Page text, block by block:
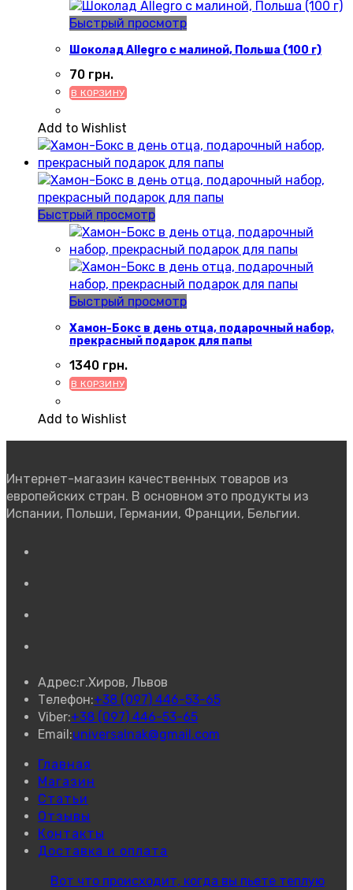
Быстрый просмотр
Шоколад Allegro с малиной, Польша (100 г)
70 грн.
В КОРЗИНУ
Add to Wishlist
Быстрый просмотр
Быстрый просмотр
Хамон-Бокс в день отца, подарочный набор,
прекрасный подарок для папы
1340 грн.
В КОРЗИНУ
Add to Wishlist
Интернет-магазин качественных товаров из
европейских стран. В основном это продукты из
Испании, Польши, Германии, Франции, Бельгии.
вкладке
Адрес:г.Хиров, Львов
Телефон:+38 (097) 446-53-65Откроется
Viber:+38 (097) 446-53-65Откроется
в
Email:universalnak@gmail.com
Главная
Магазин
Статьи
Отзывы
Контакты
Доставка и оплата
Вот что происходит, когда вы пьете теплую